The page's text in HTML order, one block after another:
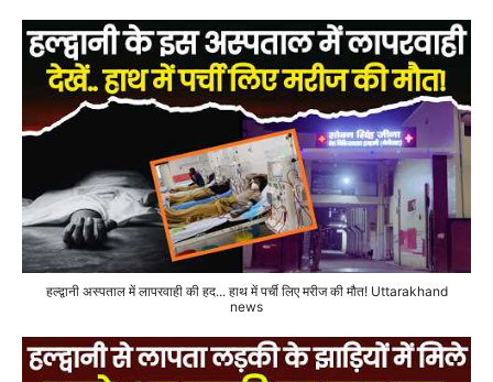
हल्द्वानी अस्पताल में लापरवाही की हद... हाथ में पर्ची लिए मरीज की मौत! Uttarakhand
news